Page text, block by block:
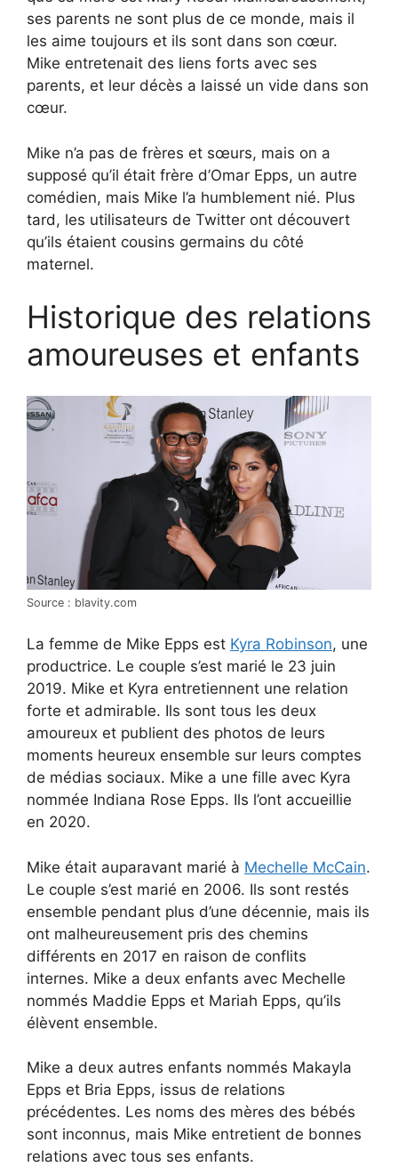
ses parents ne sont plus de ce monde, mais il
les aime toujours et ils sont dans son cœur.
Mike entretenait des liens forts avec ses
parents, et leur décès a laissé un vide dans son
cœur.
Mike n’a pas de frères et sœurs, mais on a
supposé qu’il était frère d’Omar Epps, un autre
comédien, mais Mike l’a humblement nié. Plus
tard, les utilisateurs de Twitter ont découvert
qu’ils étaient cousins germains du côté
maternel.
Historique des relations
amoureuses et enfants
Source : blavity.com
La femme de Mike Epps est Kyra Robinson, une
productrice. Le couple s’est marié le 23 juin
2019. Mike et Kyra entretiennent une relation
forte et admirable. Ils sont tous les deux
amoureux et publient des photos de leurs
moments heureux ensemble sur leurs comptes
de médias sociaux. Mike a une fille avec Kyra
nommée Indiana Rose Epps. Ils l’ont accueillie
en 2020.
Mike était auparavant marié à Mechelle McCain.
Le couple s’est marié en 2006. Ils sont restés
ensemble pendant plus d’une décennie, mais ils
ont malheureusement pris des chemins
différents en 2017 en raison de conflits
internes. Mike a deux enfants avec Mechelle
nommés Maddie Epps et Mariah Epps, qu’ils
élèvent ensemble.
Mike a deux autres enfants nommés Makayla
Epps et Bria Epps, issus de relations
précédentes. Les noms des mères des bébés
sont inconnus, mais Mike entretient de bonnes
relations avec tous ses enfants.